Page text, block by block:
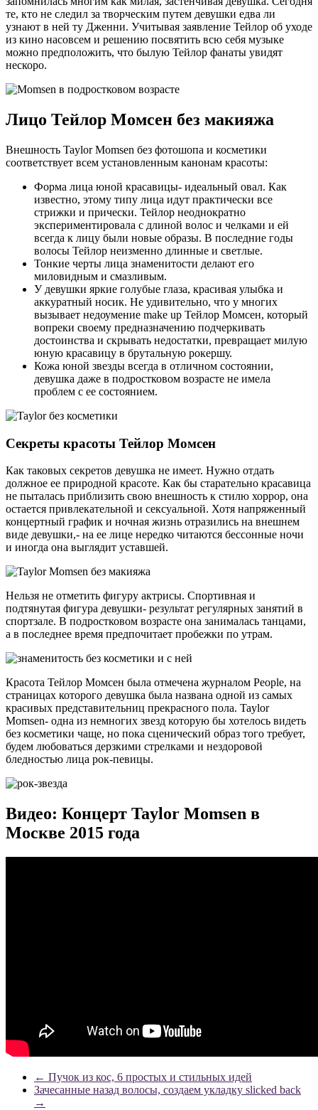
те, кто не следил за творческим путем девушки едва ли
узнают в ней ту Дженни. Учитывая заявление Тейлор об уходе
из кино насовсем и решению посвятить всю себя музыке
можно предположить, что былую Тейлор фанаты увидят
нескоро.
Лицо Тейлор Момсен без макияжа
Внешность Taylor Momsen без фотошопа и косметики
соответствует всем установленным канонам красоты:
Форма лица юной красавицы- идеальный овал. Как
известно, этому типу лица идут практически все
стрижки и прически. Тейлор неоднократно
экспериментировала с длиной волос и челками и ей
всегда к лицу были новые образы. В последние годы
волосы Тейлор неизменно длинные и светлые.
Тонкие черты лица знаменитости делают его
миловидным и смазливым.
У девушки яркие голубые глаза, красивая улыбка и
аккуратный носик. Не удивительно, что у многих
вызывает недоумение make up Тейлор Момсен, который
вопреки своему предназначению подчеркивать
достоинства и скрывать недостатки, превращает милую
юную красавицу в брутальную рокершу.
Кожа юной звезды всегда в отличном состоянии,
девушка даже в подростковом возрасте не имела
проблем с ее состоянием.
Секреты красоты Тейлор Момсен
Как таковых секретов девушка не имеет. Нужно отдать
должное ее природной красоте. Как бы старательно красавица
не пыталась приблизить свою внешность к стилю хоррор, она
остается привлекательной и сексуальной. Хотя напряженный
концертный график и ночная жизнь отразились на внешнем
виде девушки,- на ее лице нередко читаются бессонные ночи
и иногда она выглядит уставшей.
Нельзя не отметить фигуру актрисы. Спортивная и
подтянутая фигура девушки- результат регулярных занятий в
спортзале. В подростковом возрасте она занималась танцами,
а в последнее время предпочитает пробежки по утрам.
Красота Тейлор Момсен была отмечена журналом People, на
страницах которого девушка была названа одной из самых
красивых представительниц прекрасного пола. Taylor
Momsen- одна из немногих звезд которую бы хотелось видеть
без косметики чаще, но пока сценический образ того требует,
будем любоваться дерзкими стрелками и нездоровой
бледностью лица рок-певицы.
Видео: Концерт Taylor Momsen в
Москве 2015 года
← Пучок из кос, 6 простых и стильных идей
Зачесанные назад волосы, создаем укладку slicked back
→